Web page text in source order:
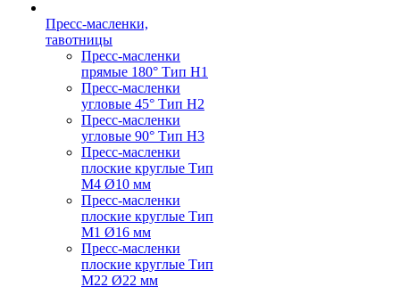
Пресс-масленки,
тавотницы
Пресс-масленки
прямые 180° Тип H1
Пресс-масленки
угловые 45° Тип H2
Пресс-масленки
угловые 90° Тип H3
Пресс-масленки
плоские круглые Тип
M4 Ø10 мм
Пресс-масленки
плоские круглые Тип
M1 Ø16 мм
Пресс-масленки
плоские круглые Тип
M22 Ø22 мм